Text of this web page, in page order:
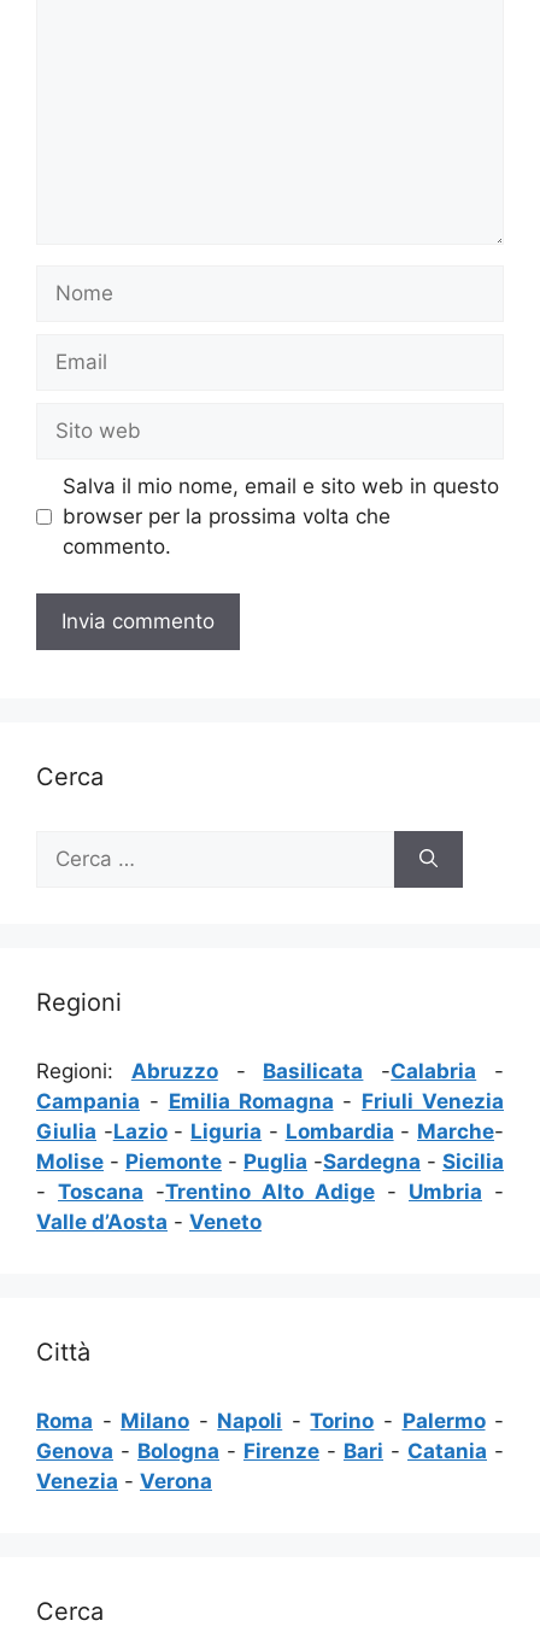
Nome
Email
Sito
web
Salva il mio nome, email e sito web in questo
browser per la prossima volta che
commento.
Cerca
per:
Regioni
Regioni: Abruzzo- Basilicata -Calabria -
Campania - Emilia Romagna - Friuli Venezia
Giulia -Lazio- Liguria - Lombardia - Marche-
Molise - Piemonte - Puglia -Sardegna - Sicilia
- Toscana -Trentino Alto Adige - Umbria -
Valle d’Aosta - Veneto
Città
Roma - Milano - Napoli -Torino - Palermo-
Genova - Bologna - Firenze - Bari - Catania -
Venezia - Verona
Cerca